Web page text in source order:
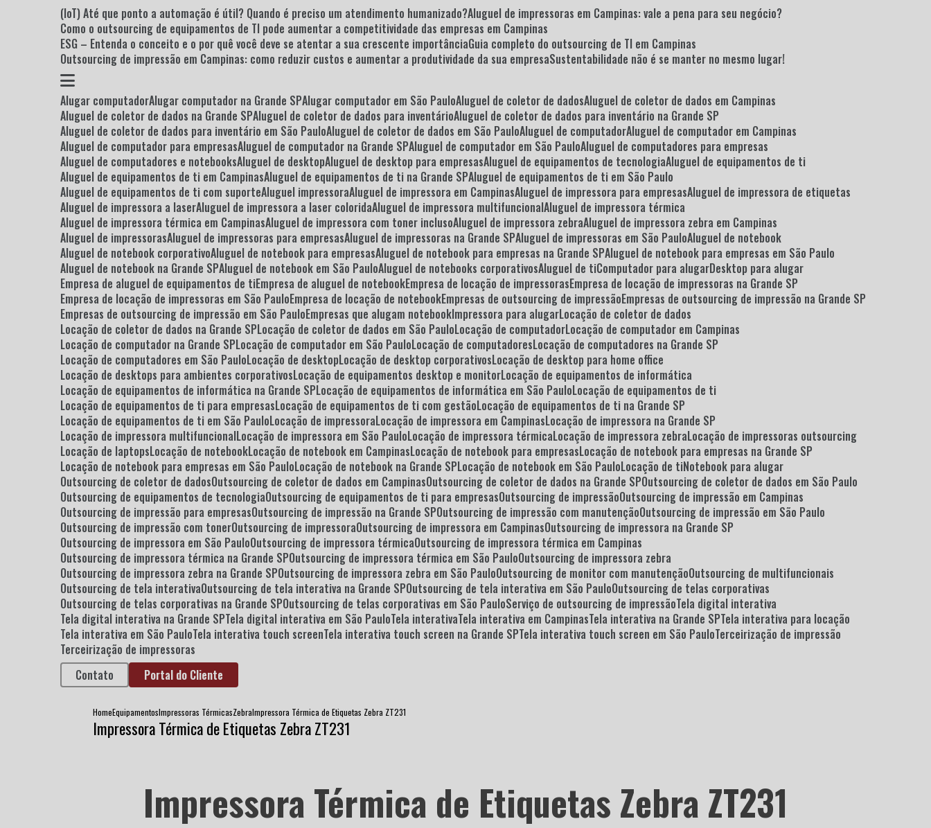
(IoT) Até que ponto a automação é útil? Quando é preciso um atendimento humanizado? Aluguel de impressoras em Campinas: vale a pena para seu negócio?
Como o outsourcing de equipamentos de TI pode aumentar a competitividade das empresas em Campinas
ESG – Entenda o conceito e o por quê você deve se atentar a sua crescente importância Guia completo do outsourcing de TI em Campinas
Outsourcing de impressão em Campinas: como reduzir custos e aumentar a produtividade da sua empresa Sustentabilidade não é se manter no mesmo lugar!
Alugar computador Alugar computador na Grande SP Alugar computador em São Paulo Aluguel de coletor de dados Aluguel de coletor de dados em Campinas
Aluguel de coletor de dados na Grande SP Aluguel de coletor de dados para inventário Aluguel de coletor de dados para inventário na Grande SP
Aluguel de coletor de dados para inventário em São Paulo Aluguel de coletor de dados em São Paulo Aluguel de computador Aluguel de computador em Campinas
Aluguel de computador para empresas Aluguel de computador na Grande SP Aluguel de computador em São Paulo Aluguel de computadores para empresas
Aluguel de computadores e notebooks Aluguel de desktop Aluguel de desktop para empresas Aluguel de equipamentos de tecnologia Aluguel de equipamentos de ti
Aluguel de equipamentos de ti em Campinas Aluguel de equipamentos de ti na Grande SP Aluguel de equipamentos de ti em São Paulo
Aluguel de equipamentos de ti com suporte Aluguel impressora Aluguel de impressora em Campinas Aluguel de impressora para empresas Aluguel de impressora de etiquetas
Aluguel de impressora a laser Aluguel de impressora a laser colorida Aluguel de impressora multifuncional Aluguel de impressora térmica
Aluguel de impressora térmica em Campinas Aluguel de impressora com toner incluso Aluguel de impressora zebra Aluguel de impressora zebra em Campinas
Aluguel de impressoras Aluguel de impressoras para empresas Aluguel de impressoras na Grande SP Aluguel de impressoras em São Paulo Aluguel de notebook
Aluguel de notebook corporativo Aluguel de notebook para empresas Aluguel de notebook para empresas na Grande SP Aluguel de notebook para empresas em São Paulo
Aluguel de notebook na Grande SP Aluguel de notebook em São Paulo Aluguel de notebooks corporativos Aluguel de ti Computador para alugar Desktop para alugar
Empresa de aluguel de equipamentos de ti Empresa de aluguel de notebook Empresa de locação de impressoras Empresa de locação de impressoras na Grande SP
Empresa de locação de impressoras em São Paulo Empresa de locação de notebook Empresas de outsourcing de impressão Empresas de outsourcing de impressão na Grande SP
Empresas de outsourcing de impressão em São Paulo Empresas que alugam notebook Impressora para alugar Locação de coletor de dados
Locação de coletor de dados na Grande SP Locação de coletor de dados em São Paulo Locação de computador Locação de computador em Campinas
Locação de computador na Grande SP Locação de computador em São Paulo Locação de computadores Locação de computadores na Grande SP
Locação de computadores em São Paulo Locação de desktop Locação de desktop corporativos Locação de desktop para home office
Locação de desktops para ambientes corporativos Locação de equipamentos desktop e monitor Locação de equipamentos de informática
Locação de equipamentos de informática na Grande SP Locação de equipamentos de informática em São Paulo Locação de equipamentos de ti
Locação de equipamentos de ti para empresas Locação de equipamentos de ti com gestão Locação de equipamentos de ti na Grande SP
Locação de equipamentos de ti em São Paulo Locação de impressora Locação de impressora em Campinas Locação de impressora na Grande SP
Locação de impressora multifuncional Locação de impressora em São Paulo Locação de impressora térmica Locação de impressora zebra Locação de impressoras outsourcing
Locação de laptops Locação de notebook Locação de notebook em Campinas Locação de notebook para empresas Locação de notebook para empresas na Grande SP
Locação de notebook para empresas em São Paulo Locação de notebook na Grande SP Locação de notebook em São Paulo Locação de ti Notebook para alugar
Outsourcing de coletor de dados Outsourcing de coletor de dados em Campinas Outsourcing de coletor de dados na Grande SP Outsourcing de coletor de dados em São Paulo
Outsourcing de equipamentos de tecnologia Outsourcing de equipamentos de ti para empresas Outsourcing de impressão Outsourcing de impressão em Campinas
Outsourcing de impressão para empresas Outsourcing de impressão na Grande SP Outsourcing de impressão com manutenção Outsourcing de impressão em São Paulo
Outsourcing de impressão com toner Outsourcing de impressora Outsourcing de impressora em Campinas Outsourcing de impressora na Grande SP
Outsourcing de impressora em São Paulo Outsourcing de impressora térmica Outsourcing de impressora térmica em Campinas
Outsourcing de impressora térmica na Grande SP Outsourcing de impressora térmica em São Paulo Outsourcing de impressora zebra
Outsourcing de impressora zebra na Grande SP Outsourcing de impressora zebra em São Paulo Outsourcing de monitor com manutenção Outsourcing de multifuncionais
Outsourcing de tela interativa Outsourcing de tela interativa na Grande SP Outsourcing de tela interativa em São Paulo Outsourcing de telas corporativas
Outsourcing de telas corporativas na Grande SP Outsourcing de telas corporativas em São Paulo Serviço de outsourcing de impressão Tela digital interativa
Tela digital interativa na Grande SP Tela digital interativa em São Paulo Tela interativa Tela interativa em Campinas Tela interativa na Grande SP Tela interativa para locação
Tela interativa em São Paulo Tela interativa touch screen Tela interativa touch screen na Grande SP Tela interativa touch screen em São Paulo Terceirização de impressão
Terceirização de impressoras
Contato
Portal do Cliente
HomeEquipamentosImpressoras TérmicasZebraImpressora Térmica de Etiquetas Zebra ZT231
Impressora Térmica de Etiquetas Zebra ZT231
Impressora Térmica de Etiquetas Zebra ZT231